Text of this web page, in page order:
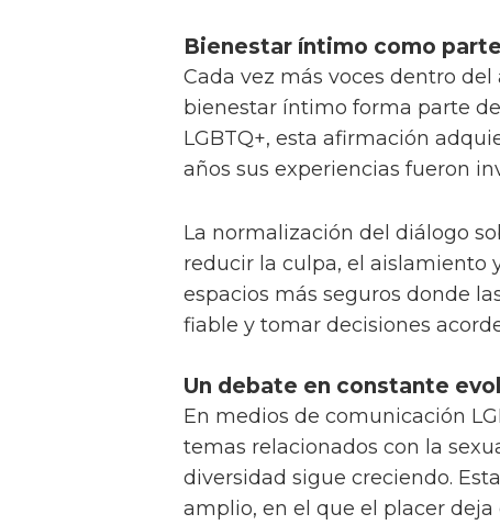
Bienestar íntimo como
Cada vez más voces dentro
bienestar íntimo forma parte
LGBTQ+, esta afirmación
años sus experiencias fueron
La normalización del diálogo
reducir la culpa, el aislamiento
espacios más seguros donde
fiable y tomar decisiones
Un debate en constante
En medios de comunicación
temas relacionados con la
diversidad sigue creciendo.
amplio, en el que el placer